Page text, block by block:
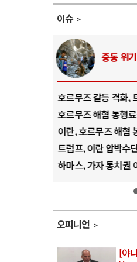
이슈
중동 위기
호르무즈 갈등 격화,
호르무즈 해협 통행
이란, 호르무즈 해협
트럼프, 이란 압박수
하마스, 가자 통치권
오피니언
[야